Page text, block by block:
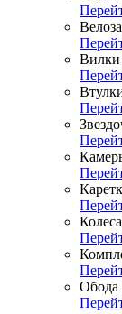
Вилки
Колеса
Обода